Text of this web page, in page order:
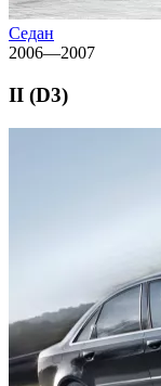
Седан
2006—2007
II (D3)